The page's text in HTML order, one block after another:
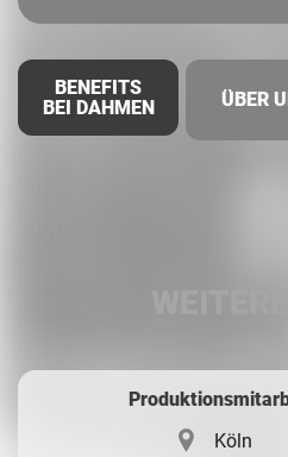
BENEFITS
BEI DAHMEN
ÜBER
Köln